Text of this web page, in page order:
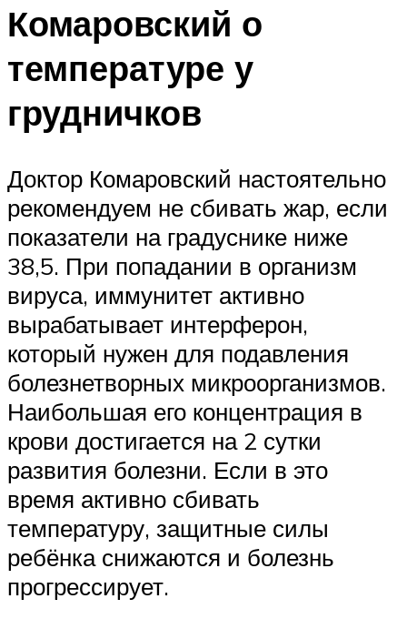
Комаровский о
температуре у
грудничков
Доктор Комаровский настоятельно
рекомендуем не сбивать жар, если
показатели на градуснике ниже
38,5. При попадании в организм
вируса, иммунитет активно
вырабатывает интерферон,
который нужен для подавления
болезнетворных микроорганизмов.
Наибольшая его концентрация в
крови достигается на 2 сутки
развития болезни. Если в это
время активно сбивать
температуру, защитные силы
ребёнка снижаются и болезнь
прогрессирует.